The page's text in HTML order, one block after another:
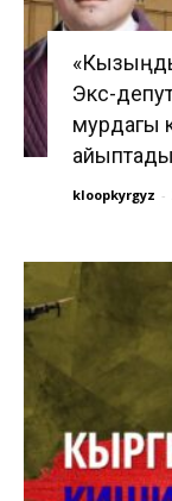
Экс-
мурдагы
айыптады
kloopkyrgyz -